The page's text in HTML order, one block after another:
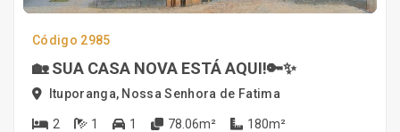
Código 2985
🏡 SUA CASA NOVA ESTÁ AQUI!🔑✨
Ituporanga, Nossa Senhora de Fatima
2 1 1 78.06m² 180m²